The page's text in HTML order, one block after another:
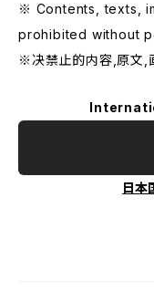
※ Contents, texts,
prohibited without
※决禁止的内容,原文,
日本